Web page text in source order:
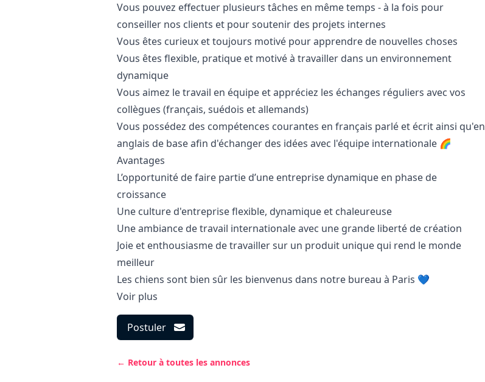
Vous pouvez effectuer plusieurs tâches en même temps - à la fois pour
conseiller nos clients et pour soutenir des projets internes
Vous êtes curieux et toujours motivé pour apprendre de nouvelles choses
Vous êtes flexible, pratique et motivé à travailler dans un environnement
dynamique
Vous aimez le travail en équipe et appréciez les échanges réguliers avec vos
collègues (français, suédois et allemands)
Vous possédez des compétences courantes en français parlé et écrit ainsi qu'en
anglais de base afin d'échanger des idées avec l'équipe internationale 🌈
Avantages
L’opportunité de faire partie d’une entreprise dynamique en phase de
croissance
Une culture d'entreprise flexible, dynamique et chaleureuse
Une ambiance de travail internationale avec une grande liberté de création
Joie et enthousiasme de travailler sur un produit unique qui rend le monde
meilleur
Les chiens sont bien sûr les bienvenus dans notre bureau à Paris 💙
Voir plus
Postuler
← Retour à toutes les annonces